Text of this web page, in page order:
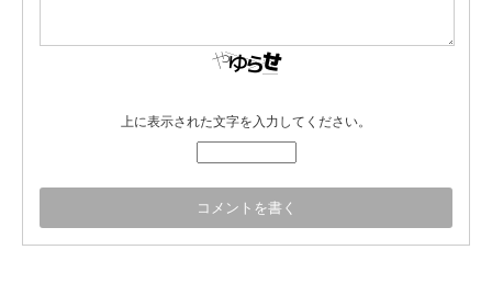
上に表示された文字を入力してください。